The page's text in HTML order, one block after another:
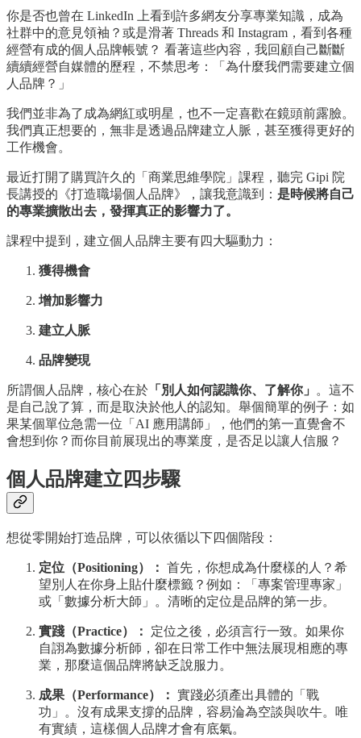
你是否也曾在 LinkedIn 上看到許多網友分享專業知識，成為
社群中的意見領袖？或是滑著 Threads 和 Instagram，看到各種
經營有成的個人品牌帳號？ 看著這些內容，我回顧自己斷斷
續續經營自媒體的歷程，不禁思考：「為什麼我們需要建立個
人品牌？」
我們並非為了成為網紅或明星，也不一定喜歡在鏡頭前露臉。
我們真正想要的，無非是透過品牌建立人脈，甚至獲得更好的
工作機會。
最近打開了購買許久的「商業思維學院」課程，聽完 Gipi 院
長講授的《打造職場個人品牌》，讓我意識到： 是時候將自己
的專業擴散出去，發揮真正的影響力了。
課程中提到，建立個人品牌主要有四大驅動力：
獲得機會
增加影響力
建立人脈
品牌變現
所謂個人品牌，核心在於 「別人如何認識你、了解你」
。這不
是自己說了算，而是取決於他人的認知。舉個簡單的例子：如
果某個單位急需一位「AI 應用講師」，他們的第一直覺會不
會想到你？而你目前展現出的專業度，是否足以讓人信服？
個人品牌建立四步驟
想從零開始打造品牌，可以依循以下四個階段：
定位（Positioning）： 首先，你想成為什麼樣的人？希
望別人在你身上貼什麼標籤？例如：「專案管理專家」
或「數據分析大師」。清晰的定位是品牌的第一步。
實踐（Practice）：
定位之後，必須言行一致。如果你
自詡為數據分析師，卻在日常工作中無法展現相應的專
業，那麼這個品牌將缺乏說服力。
成果（Performance）： 實踐必須產出具體的「戰
功」。沒有成果支撐的品牌，容易淪為空談與吹牛。唯
有實績，這樣個人品牌才會有底氣。